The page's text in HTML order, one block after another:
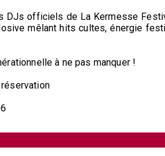
DJs officiels de La Kermesse
mêlant hits cultes, énergie
à ne pas manquer !